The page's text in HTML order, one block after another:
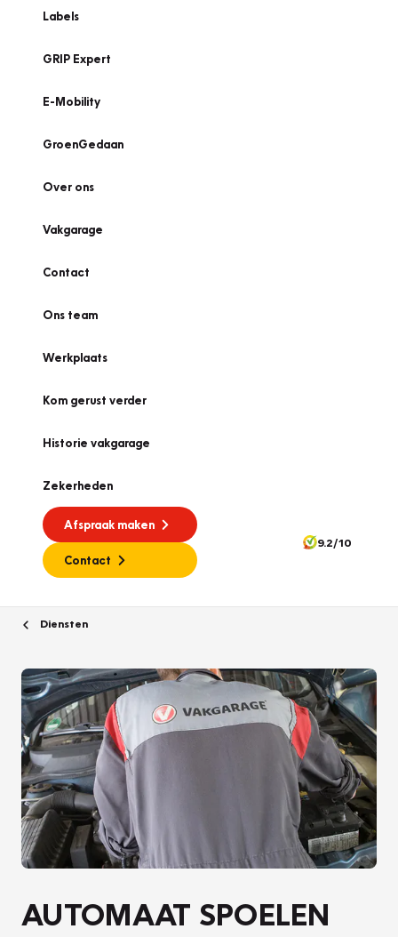
Labels
GRIP Expert
E-Mobility
GroenGedaan
Over ons
Vakgarage
Contact
Ons team
Werkplaats
Kom gerust verder
Historie vakgarage
Zekerheden
Afspraak maken
Contact
9.2/10
Diensten
AUTOMAAT SPOELEN